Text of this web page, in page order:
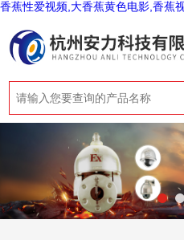
香蕉性爱视频,大香蕉黄色电影,香蕉